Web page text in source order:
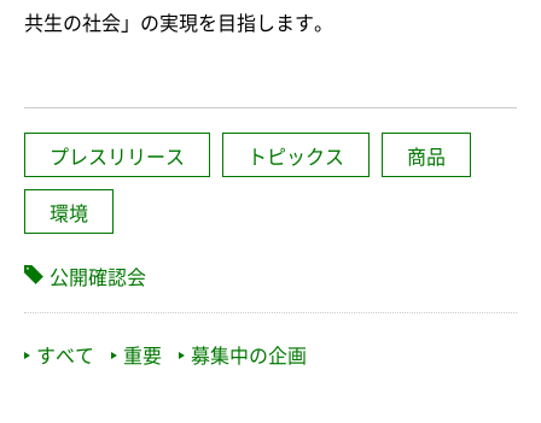
共生の社会」の実現を目指します。
プレスリリース トピックス 商品
環境
公開確認会
すべて 重要 募集中の企画